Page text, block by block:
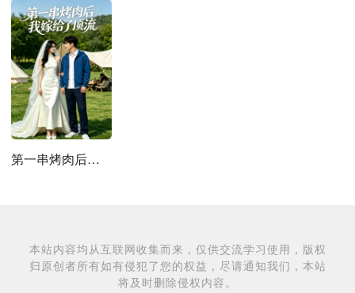
第一串烤肉后，我嫁给了顶流
本站内容均从互联网收集而来，仅供交流学习使用，版权
归原创者所有如有侵犯了您的权益，尽请通知我们，本站
将及时删除侵权内容。